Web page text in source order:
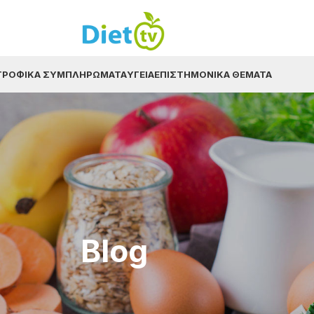
ΣΥΜΠΛΗΡΏΜΑΤΑΥΓΕΊΑΕΠΙΣΤΗΜΟΝΙΚΆ ΘΈΜΑΤΑ
Blog